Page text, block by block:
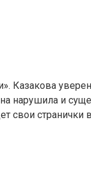
Казакова
нарушила и
свои странички